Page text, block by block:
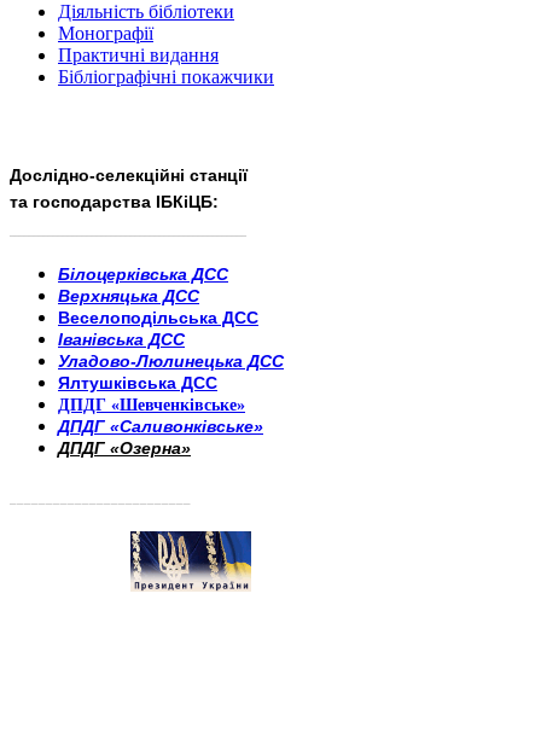
Діяльність бібліотеки
Монографії
Практичні видання
Бібліографічні покажчики
Дослідно-селекційні станції
та господарства ІБКіЦБ:
Білоцерківська ДСС
Верхняцька ДСС
Веселоподільська ДСС
Іванівська ДСС
Уладово-Люлинецька ДСС
Ялтушківська ДСС
ДПДГ «Шевченківське»
ДПДГ «Саливонківське»
ДПДГ «Озерна»